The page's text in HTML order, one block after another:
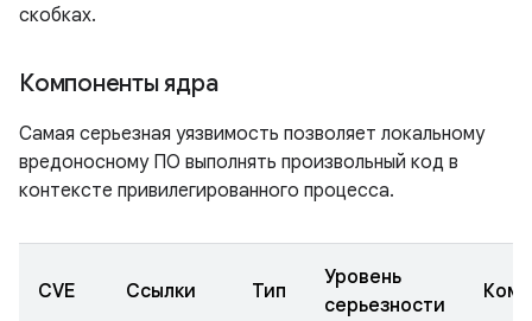
скобках.
Компоненты ядра
Самая серьезная уязвимость позволяет локальному
вредоносному ПО выполнять произвольный код в
контексте привилегированного процесса.
CVE Ссылки Тип
Уровень
серьезности